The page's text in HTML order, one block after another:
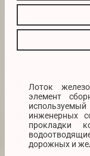
Лоток
элемент
инженерных
прокладки
дорожных и